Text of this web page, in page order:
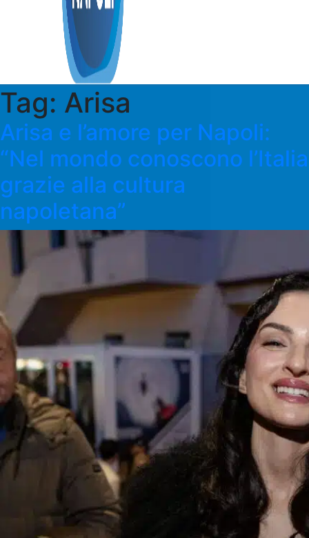
Tag: Arisa
Arisa e l’amore per Napoli:
“Nel mondo conoscono l’Italia
grazie alla cultura
napoletana”